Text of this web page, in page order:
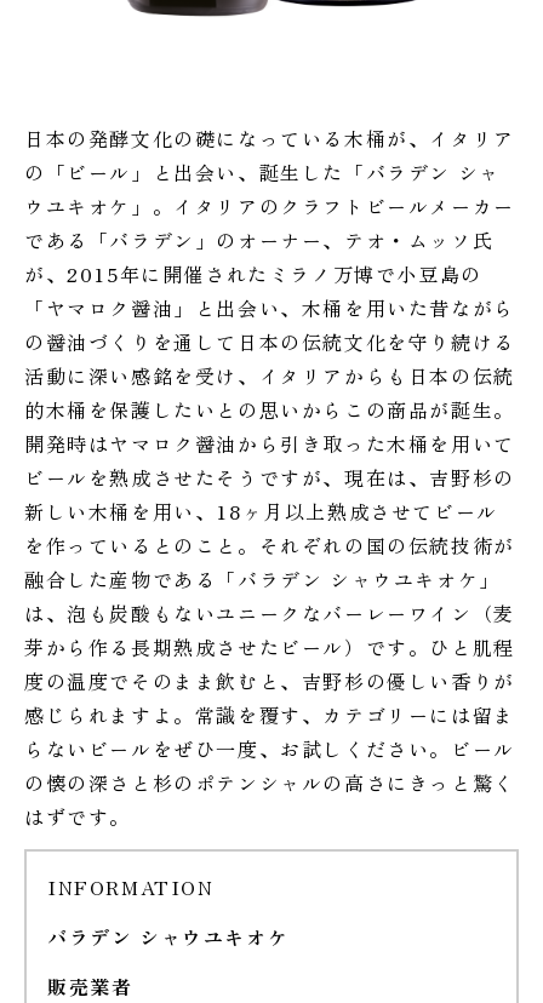
日本の発酵文化の礎になっている木桶が、イタリア
の「ビール」と出会い、誕生した「バラデン シャ
ウユキオケ」。イタリアのクラフトビールメーカー
である「バラデン」のオーナー、テオ・ムッソ氏
が、2015年に開催されたミラノ万博で小豆島の
「ヤマロク醤油」と出会い、木桶を用いた昔ながら
の醤油づくりを通して日本の伝統文化を守り続ける
活動に深い感銘を受け、イタリアからも日本の伝統
的木桶を保護したいとの思いからこの商品が誕生。
開発時はヤマロク醤油から引き取った木桶を用いて
ビールを熟成させたそうですが、現在は、吉野杉の
新しい木桶を用い、18ヶ月以上熟成させてビール
を作っているとのこと。それぞれの国の伝統技術が
融合した産物である「バラデン シャウユキオケ」
は、泡も炭酸もないユニークなバーレーワイン（麦
芽から作る長期熟成させたビール）です。ひと肌程
度の温度でそのまま飲むと、吉野杉の優しい香りが
感じられますよ。常識を覆す、カテゴリーには留ま
らないビールをぜひ一度、お試しください。ビール
の懐の深さと杉のポテンシャルの高さにきっと驚く
はずです。
INFORMATION
バラデン シャウユキオケ
販売業者